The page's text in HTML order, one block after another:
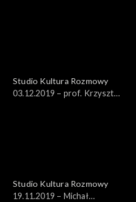
Studio Kultura Rozmowy
03.12.2019 – prof. Krzysztof
Studio Kultura Rozmowy
19.11.2019 – Michał